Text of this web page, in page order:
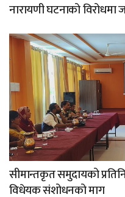
नारायणी घटनाको
सीमान्तकृत समुदायको
विधेयक संशोधनको माग